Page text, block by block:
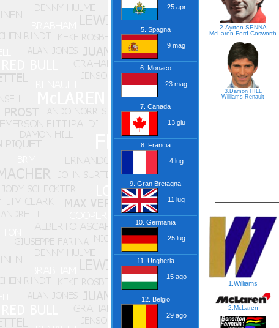
25 apr
5. Spagna
9 mag
6. Monaco
23 mag
7. Canada
13 giu
8. Francia
4 lug
9. Gran Bretagna
11 lug
10. Germania
25 lug
11. Ungheria
15 ago
12. Belgio
29 ago
2.Ayrton SENNA
McLaren Ford Cosworth
3.Damon HILL
Williams Renault
1.Williams
2.McLaren